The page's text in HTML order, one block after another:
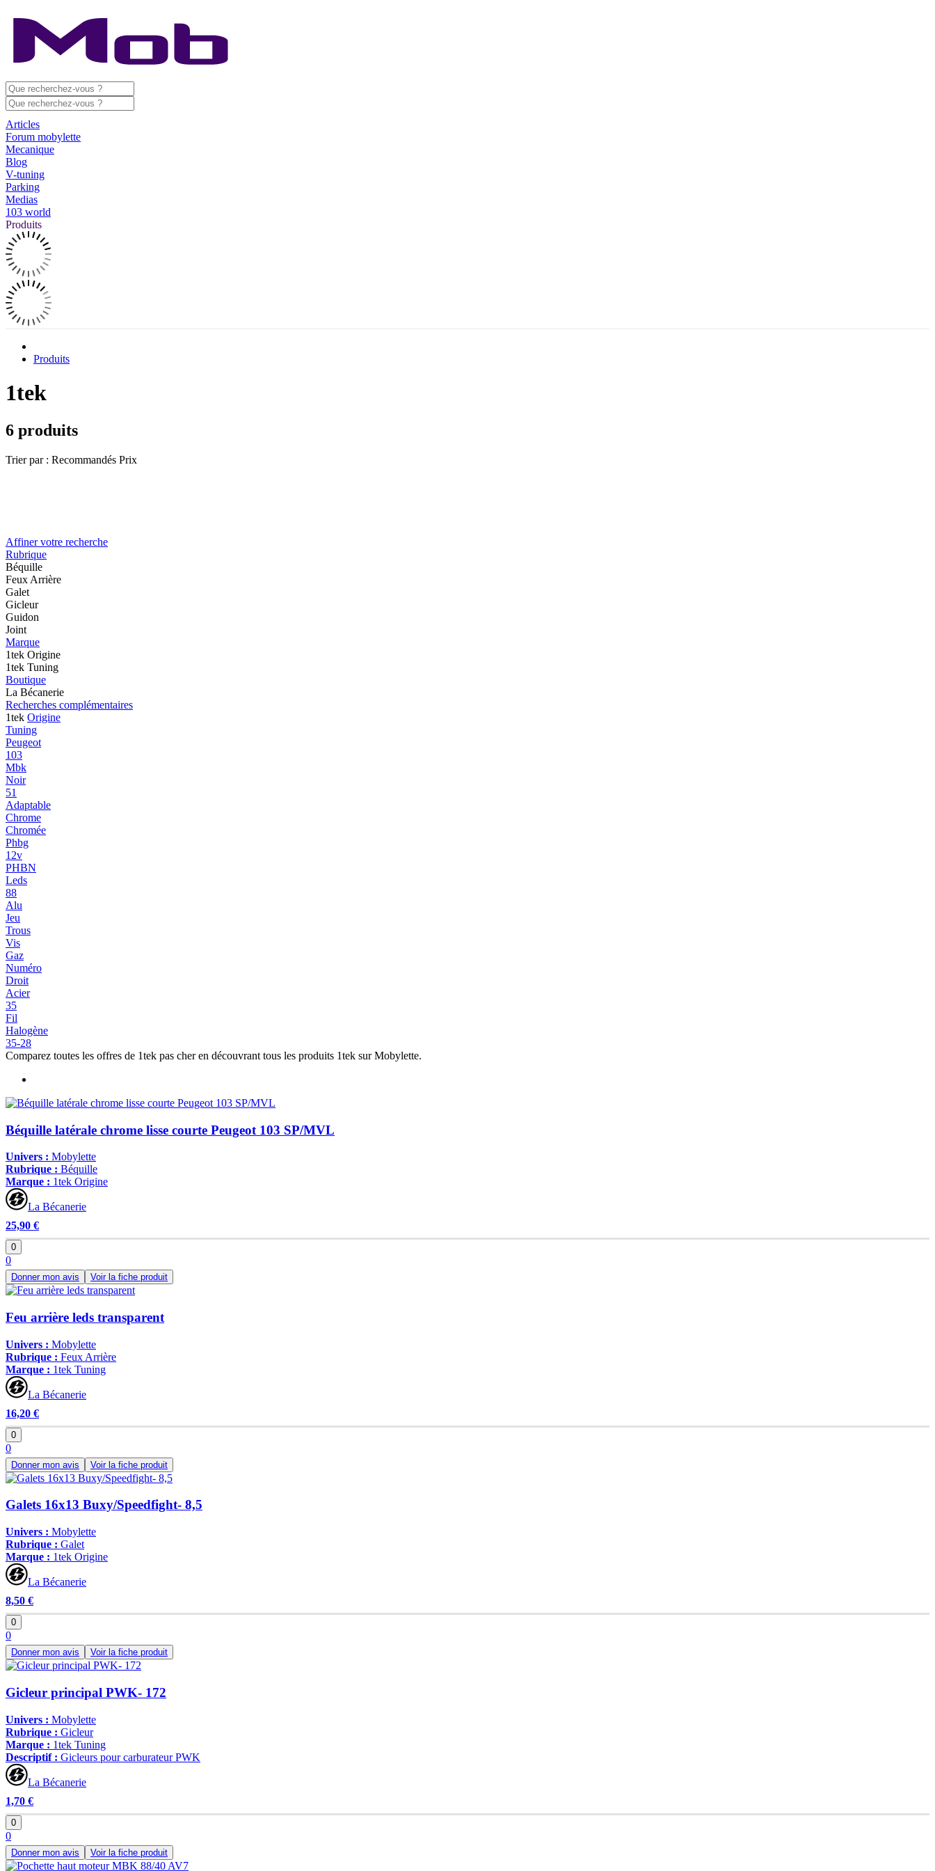
Articles
Forum mobylette
Mecanique
Blog
V-tuning
Parking
Medias
103 world
Produits
Produits
1tek
6 produits
Trier par : Recommandés Prix
Affiner votre recherche
Rubrique
Béquille
Feux Arrière
Galet
Gicleur
Guidon
Joint
Marque
1tek Origine
1tek Tuning
Boutique
La Bécanerie
Recherches complémentaires
1tek Origine
Tuning
Peugeot
103
Mbk
Noir
51
Adaptable
Chrome
Chromée
Phbg
12v
PHBN
Leds
88
Alu
Jeu
Trous
Vis
Gaz
Numéro
Droit
Acier
35
Fil
Halogène
35-28
Comparez toutes les offres de 1tek pas cher en découvrant tous les produits 1tek sur Mobylette.
Béquille latérale chrome lisse courte Peugeot 103 SP/MVL
Univers : Mobylette
Rubrique : Béquille
Marque : 1tek Origine
La Bécanerie
25,90 €
0
0
Donner mon avis Voir la fiche produit
Feu arrière leds transparent
Univers : Mobylette
Rubrique : Feux Arrière
Marque : 1tek Tuning
La Bécanerie
16,20 €
0
0
Donner mon avis Voir la fiche produit
Galets 16x13 Buxy/Speedfight- 8,5
Univers : Mobylette
Rubrique : Galet
Marque : 1tek Origine
La Bécanerie
8,50 €
0
0
Donner mon avis Voir la fiche produit
Gicleur principal PWK- 172
Univers : Mobylette
Rubrique : Gicleur
Marque : 1tek Tuning
Descriptif : Gicleurs pour carburateur PWK
La Bécanerie
1,70 €
0
0
Donner mon avis Voir la fiche produit